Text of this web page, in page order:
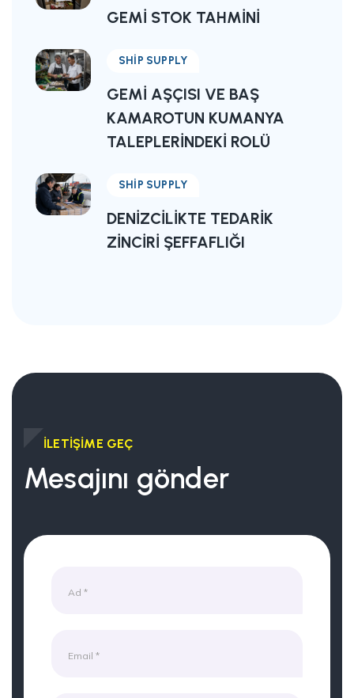
GEMI STOK TAHMINI
SHIP SUPPLY
GEMI AŞÇISI VE BAŞ
KAMAROTUN KUMANYA
TALEPLERINDEKI ROLÜ
SHIP SUPPLY
DENIZCILIKTE TEDARIK
ZINCIRI ŞEFFAFLIĞI
İLETIŞIME GEÇ
Mesajını gönder